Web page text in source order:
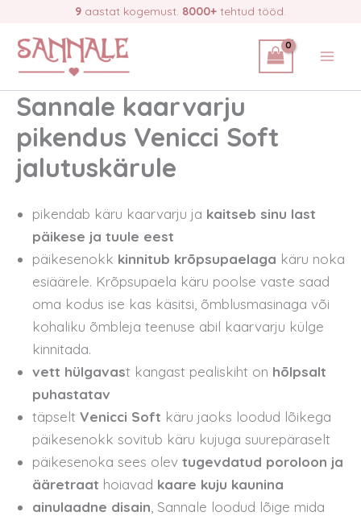
content
9 aastat kogemust. 8000+ tehtud tööd.
Sannale kaarvarju
pikendus Venicci Soft
jalutuskärule
pikendab käru kaarvarju ja kaitseb sinu last
päikese ja tuule eest
päikesenokk kinnitub krõpsupaelaga käru noka
esiäärele. Krõpsupaela käru poolse vaste saad
oma kodus ise kas käsitsi, õmblusmasinaga või
kohaliku õmbleja teenuse abil kaarvarju külge
kinnitada.
vett hülgavast kangast pealiskiht on hõlpsalt
puhastatav
täpselt Venicci Soft käru jaoks loodud lõikega
päikesenokk sovitub käru kujuga suurepäraselt
päikesenoka sees olev tugevdatud poroloon ja
ääretraat hoiavad kaare kuju kaunina
ainulaadne disain , Sannale loodud lõige mida